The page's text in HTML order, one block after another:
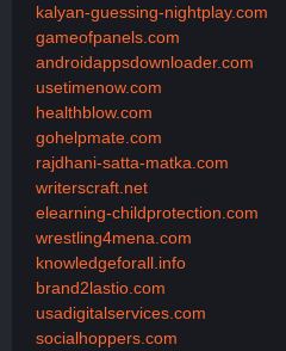
kalyan-guessing-nightplay.com
gameofpanels.com
androidappsdownloader.com
usetimenow.com
healthblow.com
gohelpmate.com
rajdhani-satta-matka.com
writerscraft.net
elearning-childprotection.com
wrestling4mena.com
knowledgeforall.info
brand2lastio.com
usadigitalservices.com
socialhoppers.com